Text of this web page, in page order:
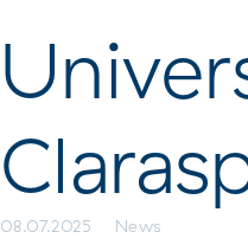
08.07.2025 News